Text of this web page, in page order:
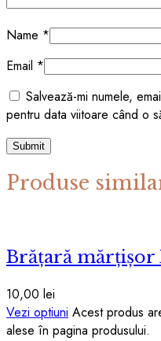
Name *
Email *
Salvează-mi numele,
pentru data viitoare când o
Produse
Brățară mărțișor
10,00 lei
Vezi optiuni Acest produs
alese în pagina produsului.